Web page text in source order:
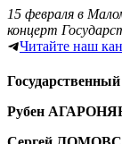
15 февраля в
концерт
Читайте наш
Рубен